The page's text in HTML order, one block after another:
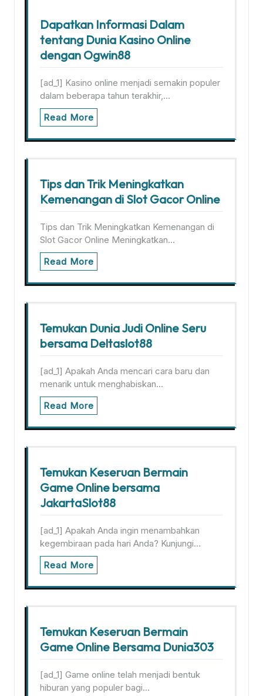
Dapatkan Informasi Dalam
tentang Dunia Kasino Online
dengan Ogwin88
[ad_1] Kasino online menjadi semakin populer
dalam beberapa tahun terakhir,…
Read More
Tips dan Trik Meningkatkan
Kemenangan di Slot Gacor Online
Tips dan Trik Meningkatkan Kemenangan di
Slot Gacor Online Meningkatkan…
Read More
Temukan Dunia Judi Online Seru
bersama Deltaslot88
[ad_1] Apakah Anda mencari cara baru dan
menarik untuk menghabiskan…
Read More
Temukan Keseruan Bermain
Game Online bersama
JakartaSlot88
[ad_1] Apakah Anda ingin menambahkan
kegembiraan pada hari Anda? Kunjungi…
Read More
Temukan Keseruan Bermain
Game Online Bersama Dunia303
[ad_1] Game online telah menjadi bentuk
hiburan yang populer bagi…